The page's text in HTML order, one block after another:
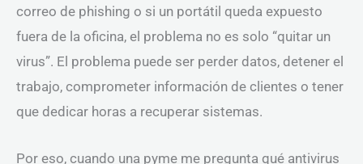
correo de phishing o si un portátil queda expuesto
fuera de la oficina, el problema no es solo “quitar un
virus”. El problema puede ser perder datos, detener el
trabajo, comprometer información de clientes o tener
que dedicar horas a recuperar sistemas.
Por eso, cuando una pyme me pregunta qué antivirus